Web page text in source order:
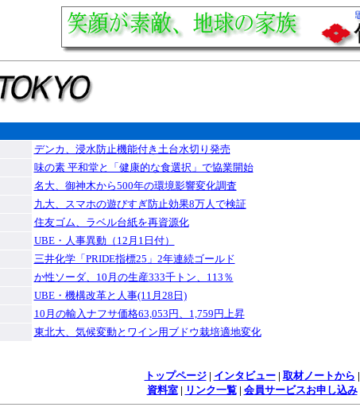
デンカ、浸水防止機能付き土台水切り発売
味の素 平和堂と「健康的な食選択」で協業開始
名大、御神木から500年の環境影響変化調査
九大、スマホの遊びすぎ防止効果8万人で検証
住友ゴム、ラベル台紙を再資源化
UBE・人事異動（12月1日付）
三井化学「PRIDE指標25」2年連続ゴールド
か性ソーダ、10月の生産333千トン、113％
UBE・機構改革と人事(11月28日)
10月の輸入ナフサ価格63,053円、1,759円上昇
東北大、気候変動とワイン用ブドウ栽培適地変化
トップページ| インタビュー| 取材ノートから |
資料室| リンク一覧| 会員サービスお申し込み